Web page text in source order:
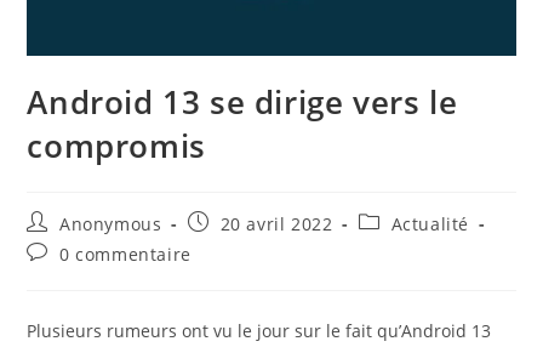
Android 13 se dirige vers le
compromis
Auteur/autrice
de
la
Anonymous
Publication
20 avril 2022
PostActualité
Commentaires
publication :
0 commentaire
Plusieurs rumeurs ont vu le jour sur le fait qu’Android 13